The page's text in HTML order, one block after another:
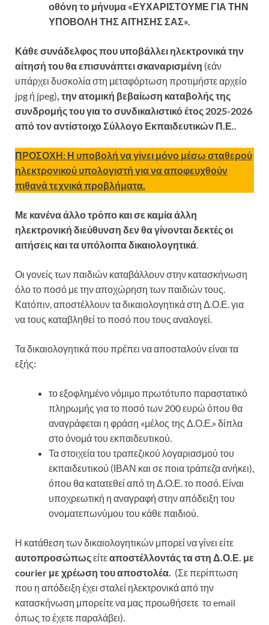
οθόνη το μήνυμα «ΕΥΧΑΡΙΣΤΟΥΜΕ ΓΙΑ ΤΗΝ
ΥΠΟΒΟΛΗ ΤΗΣ ΑΙΤΗΣΗΣ ΣΑΣ».
Κάθε συνάδελφος που υποβάλλει ηλεκτρονικά την
αίτησή του θα επισυνάπτει σκαναρισμένη (εάν
υπάρχει δυσκολία στη μεταφόρτωση προτιμήστε αρχείο
jpg ή jpeg), την ατομική βεβαίωση καταβολής της
συνδρομής του για το συνδικαλιστικό έτος 2025-2026
από τον αντίστοιχο Σύλλογο Εκπαιδευτικών Π.Ε..
ΠΡΟΣΟΧΗ: Η υποβολή να γίνει μόνο μέσω σταθερού
ηλεκτρονικού υπολογιστή για να αποφευχθούν
πιθανά τεχνικά προβλήματα.
Με κανένα άλλο τρόπο και σε καμία άλλη
ηλεκτρονική διεύθυνση δεν θα γίνονται δεκτές οι
αιτήσεις και τα υπόλοιπα δικαιολογητικά.
Οι γονείς των παιδιών καταβάλλουν στην κατασκήνωση
όλο το ποσό με την αποχώρηση των παιδιών τους.
Κατόπιν, αποστέλλουν τα δικαιολογητικά στη Δ.Ο.Ε. για
να τους καταβληθεί το ποσό που τους αναλογεί.
Τα δικαιολογητικά που πρέπει να αποσταλούν είναι τα
εξής:
το εξοφλημένο νόμιμο πρωτότυπο παραστατικό
πληρωμής για το ποσό των 200 ευρώ όπου θα
αναγράφεται η φράση «μέλος της Δ.Ο.Ε.» δίπλα
στο όνομά του εκπαιδευτικού.
Τα στοιχεία του τραπεζικού λογαριασμού του
εκπαιδευτικού (ΙΒΑΝ και σε ποια τράπεζα ανήκει),
όπου θα κατατεθεί από τη Δ.Ο.Ε. το ποσό. Είναι
υποχρεωτική η αναγραφή στην απόδειξη του
ονοματεπωνύμου του κάθε παιδιού.
Η κατάθεση των δικαιολογητικών μπορεί να γίνει είτε
αυτοπροσώπωςείτεαποστέλλοντάς τα στη Δ.Ο.Ε. με
courier με χρέωση του αποστολέα. (Σε περίπτωση
που η απόδειξη έχει σταλεί ηλεκτρονικά από την
κατασκήνωση μπορείτε να μας προωθήσετε το email
όπως το έχετε παραλάβει).